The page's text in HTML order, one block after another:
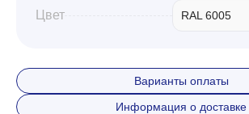
Цвет RAL 6005
Варианты оплаты
Информация о доставке